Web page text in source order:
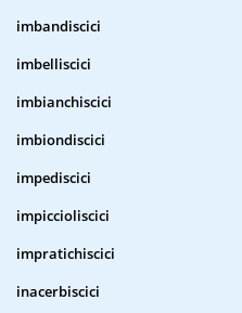
imbandiscici
imbelliscici
imbianchiscici
imbiondiscici
impediscici
impiccioliscici
impratichiscici
inacerbiscici